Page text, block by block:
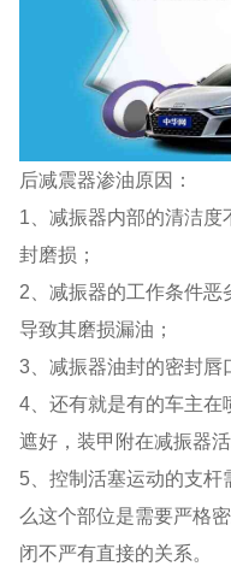
后减震器渗油原因：
1、减振器内部的清洁度
封磨损；
2、减振器的工作条件恶
导致其磨损漏油；
3、减振器油封的密封唇
4、还有就是有的车主在
遮好，装甲附在减振器
5、控制活塞运动的支杆
么这个部位是需要严格
闭不严有直接的关系。